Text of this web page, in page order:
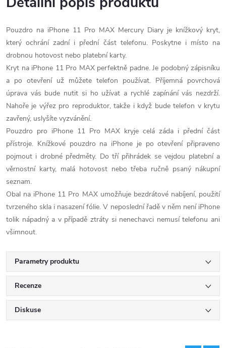
Pouzdro na iPhone 11 Pro MAX Mercury Diary je knížkový kryt,
který ochrání zadní i přední část telefonu. Poskytne i místo na
drobnou hotovost nebo platební karty.
Kryt na iPhone 11 Pro MAX perfektně padne. Je podobný zápisníku
a po otevření už můžete telefon používat. Příjemná povrchová
úprava vás bude nutit si ho užívat a rychlé zapínání vás nezdrží.
Nahoře je výřez pro reproduktor, takže i když bude telefon v krytu
zavřený, uslyšíte vyzvánění.
Pouzdro pro iPhone 11 Pro MAX kryje celá záda i přední část
přístroje. Knížkové pouzdro na iPhone je po otevření připraveno
pojmout i drobné předměty. Do tří přihrádek se vejdou platební a
věrnostní karty, malá hotovost nebo třeba ručně psaný nákupní
seznam.
Obal na iPhone 11 Pro MAX umožňuje bezdrátové nabíjení, použití
tvrzeného skla i nasazení fólie. V neposlední řadě v něm není iPhone
tolik nápadný a v případě ztráty si nenechavci nemusí telefonu ani
všimnout.
Parametry produktu
Recenze
Diskuse